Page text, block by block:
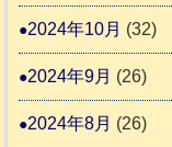
2024年10月 (32)
2024年9月 (26)
2024年8月 (26)